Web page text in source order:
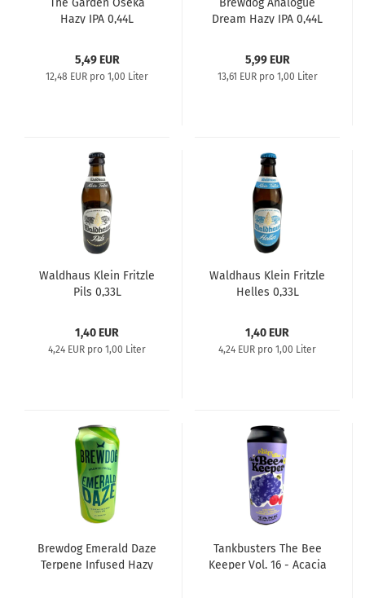
The Garden Oseka
Hazy IPA 0,44L
5,49 EUR
12,48 EUR pro 1,00 Liter
Brewdog Analogue
Dream Hazy IPA 0,44L
5,99 EUR
13,61 EUR pro 1,00 Liter
Waldhaus Klein Fritzle
Pils 0,33L
1,40 EUR
4,24 EUR pro 1,00 Liter
Waldhaus Klein Fritzle
Helles 0,33L
1,40 EUR
4,24 EUR pro 1,00 Liter
Brewdog Emerald Daze
Terpene Infused Hazy
Tankbusters The Bee
Keeper Vol. 16 - Acacia